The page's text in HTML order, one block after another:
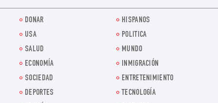
DONAR
HISPANOS
USA
POLITICA
SALUD
MUNDO
ECONOMÍA
INMIGRACIÓN
SOCIEDAD
ENTRETENIMIENTO
DEPORTES
TECNOLOGÍA